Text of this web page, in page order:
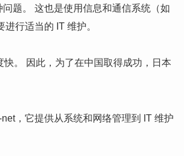
题。 这也是使用信息和通信系统（如
行适当的 IT 维护。
。 因此，为了在中国取得成功，日本
，它提供从系统和网络管理到 IT 维护